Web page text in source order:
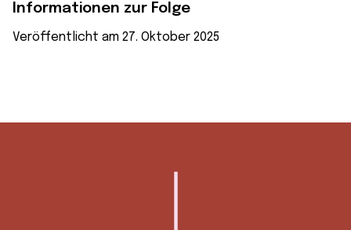
Informationen zur Folge
Veröffentlicht am 27. Oktober 2025